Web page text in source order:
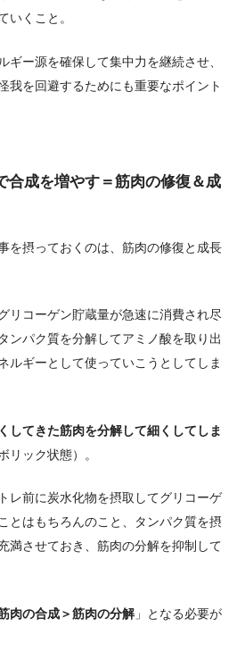
いくこと。
ギー源を確保して集中力を継続させ、
我を回避するためにも重要なポイント
合成を増やす＝筋肉の修復＆成
を摂っておくのは、筋肉の修復と成長
リコーゲン貯蔵量が急速に消費され尽
ンパク質を分解してアミノ酸を取り出
ルギーとして使っていこうとしてしま
してきた筋肉を分解して細くしてしま
リック状態）。
レ前に炭水化物を摂取してグリコーゲ
とはもちろんのこと、タンパク質を摂
満させておき、筋肉の分解を抑制して
肉の合成＞筋肉の分解」となる必要が